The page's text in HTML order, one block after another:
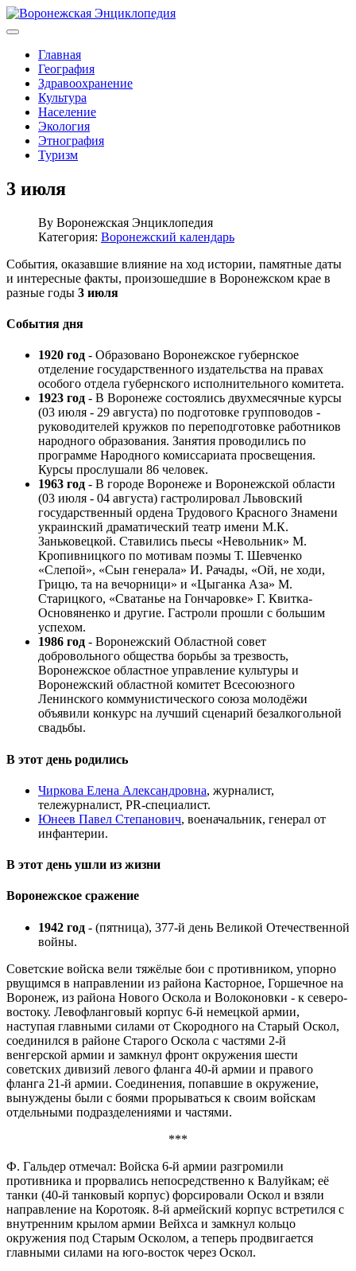
Главная
География
Здравоохранение
Культура
Население
Экология
Этнография
Туризм
3 июля
By Воронежская Энциклопедия
Категория: Воронежский календарь
События, оказавшие влияние на ход истории, памятные даты
и интересные факты, произошедшие в Воронежском крае в
разные годы 3 июля
События дня
1920 год - Образовано Воронежское губернское
отделение государственного издательства на правах
особого отдела губернского исполнительного комитета.
1923 год - В Воронеже состоялись двухмесячные курсы
(03 июля - 29 августа) по подготовке групповодов -
руководителей кружков по переподготовке работников
народного образования. Занятия проводились по
программе Народного комиссариата просвещения.
Курсы прослушали 86 человек.
1963 год - В городе Воронеже и Воронежской области
(03 июля - 04 августа) гастролировал Львовский
государственный ордена Трудового Красного Знамени
украинский драматический театр имени М.К.
Заньковецкой. Ставились пьесы «Невольник» М.
Кропивницкого по мотивам поэмы Т. Шевченко
«Слепой», «Сын генерала» И. Рачады, «Ой, не ходи,
Грицю, та на вечорници» и «Цыганка Аза» М.
Старицкого, «Сватанье на Гончаровке» Г. Квитка-
Основяненко и другие. Гастроли прошли с большим
успехом.
1986 год - Воронежский Областной совет
добровольного общества борьбы за трезвость,
Воронежское областное управление культуры и
Воронежский областной комитет Всесоюзного
Ленинского коммунистического союза молодёжи
объявили конкурс на лучший сценарий безалкогольной
свадьбы.
В этот день родились
Чиркова Елена Александровна, журналист,
тележурналист, PR-специалист.
Юнеев Павел Степанович, военачальник, генерал от
инфантерии.
В этот день ушли из жизни
Воронежское сражение
1942 год - (пятница), 377-й день Великой Отечественной
войны.
Советские войска вели тяжёлые бои с противником, упорно
рвущимся в направлении из района Касторное, Горшечное на
Воронеж, из района Нового Оскола и Волоконовки - к северо-
востоку. Левофланговый корпус 6-й немецкой армии,
наступая главными силами от Скородного на Старый Оскол,
соединился в районе Старого Оскола с частями 2-й
венгерской армии и замкнул фронт окружения шести
советских дивизий левого фланга 40-й армии и правого
фланга 21-й армии. Соединения, попавшие в окружение,
вынуждены были с боями прорываться к своим войскам
отдельными подразделениями и частями.
***
Ф. Гальдер отмечал: Войска 6-й армии разгромили
противника и прорвались непосредственно к Валуйкам; её
танки (40-й танковый корпус) форсировали Оскол и взяли
направление на Коротояк. 8-й армейский корпус встретился с
внутренним крылом армии Вейхса и замкнул кольцо
окружения под Старым Осколом, а теперь продвигается
главными силами на юго-восток через Оскол.